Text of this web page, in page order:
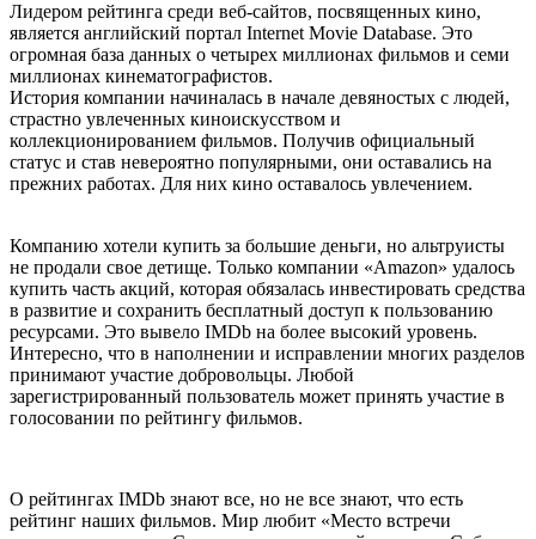
Лидером рейтинга среди веб-сайтов, посвященных кино,
является английский портал Internet Movie Database. Это
огромная база данных о четырех миллионах фильмов и семи
миллионах кинематографистов.
История компании начиналась в начале девяностых с людей,
страстно увлеченных киноискусством и
коллекционированием фильмов. Получив официальный
статус и став невероятно популярными, они оставались на
прежних работах. Для них кино оставалось увлечением.
Компанию хотели купить за большие деньги, но альтруисты
не продали свое детище. Только компании «Amazon» удалось
купить часть акций, которая обязалась инвестировать средства
в развитие и сохранить бесплатный доступ к пользованию
ресурсами. Это вывело IMDb на более высокий уровень.
Интересно, что в наполнении и исправлении многих разделов
принимают участие добровольцы. Любой
зарегистрированный пользователь может принять участие в
голосовании по рейтингу фильмов.
О рейтингах IMDb знают все, но не все знают, что есть
рейтинг наших фильмов. Мир любит «Место встречи